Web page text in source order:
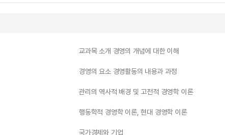
교과목 소개 경영의 개념에 대한 이해
경영의 요소 경영활동의 내용과 과정
관리의 역사적 배경 및 고전적 경영학 이론
행동학적 경영학 이론, 현대 경영학 이론
국가경제와 기업